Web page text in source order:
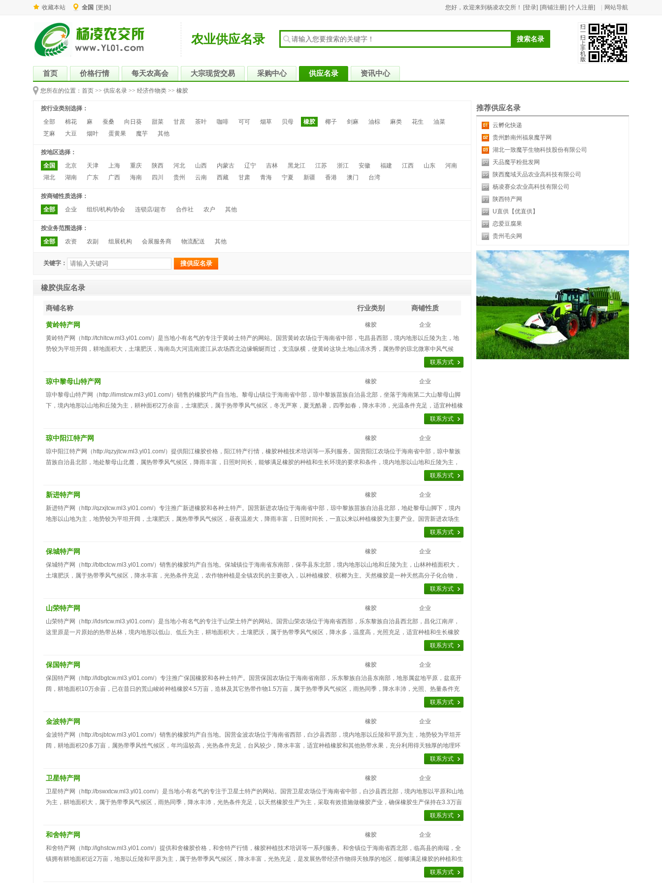
收藏本站 全国 [更换] 您好，欢迎来到杨凌农交所！ [登录] [商铺注册] [个人注册] 网站导航
农业供应名录
首页 价格行情 每天农高会 大宗现货交易 采购中心 供应名录 资讯中心
您所在的位置： 首页 >> 供应名录 >> 经济作物类 >> 橡胶
按行业类别选择：
全部
棉花 麻 蚕桑 向日葵 甜菜 甘蔗 茶叶 咖啡 可可 烟草 贝母 橡胶 椰子 剑麻 油棕 麻类 花生
油菜
芝麻
大豆 烟叶 蛋黄果 魔芋 其他
按地区选择：
全国
北京 天津 上海 重庆 陕西 河北 山西 内蒙古 辽宁 吉林 黑龙江 江苏 浙江 安徽 福建 江西 山东
河南
湖北
湖南 广东 广西 海南 四川 贵州 云南 西藏 甘肃 青海 宁夏 新疆 香港 澳门 台湾
按商铺性质选择：
全部
企业 组织/机构/协会 连锁店/超市 合作社 农户 其他
按业务范围选择：
全部
农资 农副 组展机构 会展服务商 物流配送 其他
关键字：
橡胶供应名录
商铺名称 行业类别 商铺性质
黄岭特产网 橡胶
企业
黄岭特产网（http://tchltcw.ml3.yl01.com/）是当地小有名气的专注于黄岭土特产的网站。国营黄岭农场位于海南省中部，屯昌县西部，境内地形以丘陵为主，地
势较为平坦开阔，耕地面积大，土壤肥沃，海南岛大河流南渡江从农场西北边缘蜿蜒而过，支流纵横，使黄岭这块土地山清水秀，属热带的琼北微寒中风气候
区，年降雨量大，温度适中，四季如春，橡胶生产是其主要产业，橡胶种植面积和产量逐年增加，截止目前，拥有橡胶种植面积3.5万亩，年产干胶2500吨，为
联系方式
琼中黎母山特产网 橡胶
企业
琼中黎母山特产网（http://limstcw.ml3.yl01.com/）销售的橡胶均产自当地。黎母山镇位于海南省中部，琼中黎族苗族自治县北部，坐落于海南第二大山黎母山脚
下，境内地形以山地和丘陵为主，耕种面积2万余亩，土壤肥沃，属于热带季风气候区，冬无严寒，夏无酷暑，四季如春，降水丰沛，光温条件充足，适宜种植橡
胶、槟榔、龙眼和南药等经济作物，把橡胶生产技术推广作为第二次创业，借助邻近各国营农场的技术优势，举办镇与农场、村与连队之间互助技术培训班，利
联系方式
琼中阳江特产网 橡胶
企业
琼中阳江特产网（http://qzyjtcw.ml3.yl01.com/）提供阳江橡胶价格，阳江特产行情，橡胶种植技术培训等一系列服务。国营阳江农场位于海南省中部，琼中黎族
苗族自治县北部，地处黎母山北麓，属热带季风气候区，降雨丰富，日照时间长，能够满足橡胶的种植和生长环境的要求和条件，境内地形以山地和丘陵为主，
地势较为平坦开阔，土壤肥沃，是海南省农垦橡胶产胶大场之一，土地面积17.8万亩，到目前已发展成为年产干胶5000多吨的大场，位居海南农垦前三甲之列，
联系方式
新进特产网 橡胶
企业
新进特产网（http://qzxjtcw.ml3.yl01.com/）专注推广新进橡胶和各种土特产。国营新进农场位于海南省中部，琼中黎族苗族自治县北部，地处黎母山脚下，境内
地形以山地为主，地势较为平坦开阔，土壤肥沃，属热带季风气候区，昼夜温差大，降雨丰富，日照时间长，一直以来以种植橡胶为主要产业。国营新进农场生
产橡胶有着悠久的历史，自创建时即种植橡胶，经过60年的发展，橡胶生产有了质的飞跃，干胶产量逐年增加，而橡胶加工投产以来，一级标准胶合格率多年来
联系方式
保城特产网 橡胶
企业
保城特产网（http://btbctcw.ml3.yl01.com/）销售的橡胶均产自当地。保城镇位于海南省东南部，保亭县东北部，境内地形以山地和丘陵为主，山林种植面积大，
土壤肥沃，属于热带季风气候区，降水丰富，光热条件充足，农作物种植是全镇农民的主要收入，以种植橡胶、槟榔为主。天然橡胶是一种天然高分子化合物，
其主要成分是橡胶烃，其余为蛋白质、脂肪酸、灰分、糖类等非橡胶物质，通常万亩理解的天然橡胶，是指从巴西橡胶树上采集的天然胶乳，经过凝固、干燥等
联系方式
山荣特产网 橡胶
企业
山荣特产网（http://ldsrtcw.ml3.yl01.com/）是当地小有名气的专注于山荣土特产的网站。国营山荣农场位于海南省西部，乐东黎族自治县西北部，昌化江南岸，
这里原是一片原始的热带丛林，境内地形以低山、低丘为主，耕地面积大，土壤肥沃，属于热带季风气候区，降水多，温度高，光照充足，适宜种植和生长橡胶
等热带经济作物。山荣农场地处中部地区，有20多万亩土地，发展橡胶事业有良好的条件，几十年来形成科学的橡胶管理方法，已成套成型，橡胶保持高产稳
联系方式
保国特产网 橡胶
企业
保国特产网（http://ldbgtcw.ml3.yl01.com/）专注推广保国橡胶和各种土特产。国营保国农场位于海南省南部，乐东黎族自治县东南部，地形属盆地平原，盆底开
阔，耕地面积10万余亩，已在昔日的荒山峻岭种植橡胶4.5万亩，造林及其它热带作物1.5万亩，属于热带季风气候区，雨热同季，降水丰沛，光照、热量条件充
足，能够满足橡胶树的种植和生长要求。制作橡胶的主要原料是天然橡胶，天然橡胶就是由橡胶树割胶时流出的胶乳经凝固及干燥而制得的。天然橡胶因其具有
联系方式
金波特产网 橡胶
企业
金波特产网（http://bsjbtcw.ml3.yl01.com/）销售的橡胶均产自当地。国营金波农场位于海南省西部，白沙县西部，境内地形以丘陵和平原为主，地势较为平坦开
阔，耕地面积20多万亩，属热带季风性气候区，年均温较高，光热条件充足，台风较少，降水丰富，适宜种植橡胶和其他热带水果，充分利用得天独厚的地理环
境和自然气候条件，把橡胶当作支柱产业，大力加以发展，近年来，该场运用国内先进技术，科学的方法来种植和培育橡胶树，其橡胶种植面积和出产产量稳步
联系方式
卫星特产网 橡胶
企业
卫星特产网（http://bswxtcw.ml3.yl01.com/）是当地小有名气的专注于卫星土特产的网站。国营卫星农场位于海南省中部，白沙县西北部，境内地形以平原和山地
为主，耕地面积大，属于热带季风气候区，雨热同季，降水丰沛，光热条件充足，以天然橡胶生产为主，采取有效措施做橡胶产业，确保橡胶生产保持在3.3万亩
的生产规模，促进其速生快长按期投产，增产胶能力，拓宽科技兴胶路子，推选割胶作业满岗承包，落实管、养、割科学生产措施，确保稳定高产，从而实现年
联系方式
和舍特产网 橡胶
企业
和舍特产网（http://lghstcw.ml3.yl01.com/）提供和舍橡胶价格，和舍特产行情，橡胶种植技术培训等一系列服务。和舍镇位于海南省西北部，临高县的南端，全
镇拥有耕地面积近2万亩，地形以丘陵和平原为主，属于热带季风气候区，降水丰富，光热充足，是发展热带经济作物得天独厚的地区，能够满足橡胶的种植和生
产工作，橡胶产业是和舍镇的支柱产业，橡胶种植面积1.7万余亩，年干胶产量1000多吨，全镇现有五家橡胶加工厂，出产的橡胶制品品质优良，远销省内外多
联系方式
推荐供应名录
云孵化快递
贵州黔南州福泉魔芋网
湖北一致魔芋生物科技股份有限公司
天品魔芋粉批发网
陕西魔域天品农业高科技有限公司
杨凌赛众农业高科技有限公司
陕西特产网
U直供【优直供】
恋爱豆腐果
贵州毛尖网